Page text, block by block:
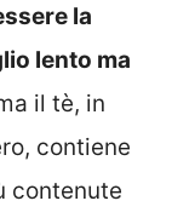
la
lento ma
il tè, in
contiene
contenute